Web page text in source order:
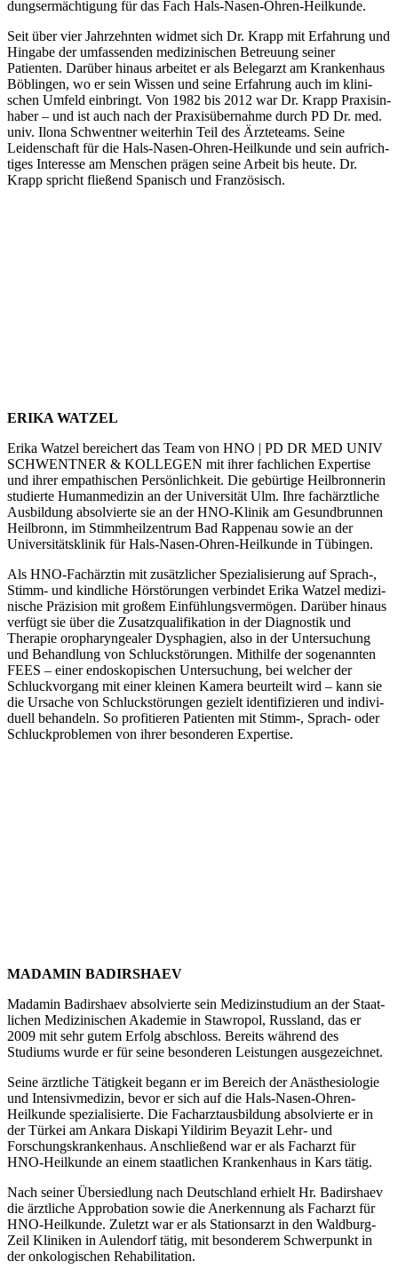
dungs­er­mäch­tigung für das Fach Hals-Nasen-Ohren-Heilkunde.
Seit über vier Jahrzehnten widmet sich Dr. Krapp mit Erfahrung und
Hingabe der umfas­senden medizi­ni­schen Betreuung seiner
Patienten. Darüber hinaus arbeitet er als Belegarzt am Krankenhaus
Böblingen, wo er sein Wissen und seine Erfahrung auch im klini­
schen Umfeld einbringt. Von 1982 bis 2012 war Dr. Krapp Praxis­in­
haber – und ist auch nach der Praxis­über­nahme durch PD Dr. med.
univ. Ilona Schwentner weiterhin Teil des Ärzte­teams. Seine
Leiden­schaft für die Hals-Nasen-Ohren-Heilkunde und sein aufrich­
tiges Interesse am Menschen prägen seine Arbeit bis heute. Dr.
Krapp spricht fließend Spanisch und Franzö­sisch.
ERIKA WATZEL
Erika Watzel berei­chert das Team von HNO | PD DR MED UNIV
SCHWENTNER & KOLLEGEN mit ihrer fachlichen Expertise
und ihrer empathi­schen Persön­lichkeit. Die gebürtige Heilbron­nerin
studierte Human­me­dizin an der Univer­sität Ulm. Ihre fachärzt­liche
Ausbildung absol­vierte sie an der HNO-Klinik am Gesund­brunnen
Heilbronn, im Stimm­heil­zentrum Bad Rappenau sowie an der
Univer­si­täts­klinik für Hals-Nasen-Ohren-Heilkunde in Tübingen.
Als HNO-Fachärztin mit zusätz­licher Spezia­li­sierung auf Sprach‑,
Stimm- und kindliche Hörstö­rungen verbindet Erika Watzel medizi­
nische Präzision mit großem Einfüh­lungs­ver­mögen. Darüber hinaus
verfügt sie über die Zusatz­qua­li­fi­kation in der Diagnostik und
Therapie oropha­ryn­gealer Dysphagien, also in der Untersuchung
und Behandlung von Schluck­störungen. Mithilfe der sogenannten
FEES – einer endosko­pi­schen Untersuchung, bei welcher der
Schluck­vorgang mit einer kleinen Kamera beurteilt wird – kann sie
die Ursache von Schluck­störungen gezielt identi­fi­zieren und indivi­
duell behandeln. So profi­tieren Patienten mit Stimm‑, Sprach- oder
Schluck­pro­blemen von ihrer beson­deren Expertise.
MADAMIN BADIR­SHAEV
Madamin Badir­shaev absol­vierte sein Medizin­studium an der Staat­
lichen Medizi­ni­schen Akademie in Stawropol, Russland, das er
2009 mit sehr gutem Erfolg abschloss. Bereits während des
Studiums wurde er für seine beson­deren Leistungen ausge­zeichnet.
Seine ärztliche Tätigkeit begann er im Bereich der Anästhe­sio­logie
und Inten­siv­me­dizin, bevor er sich auf die Hals-Nasen-Ohren-
Heilkunde spezia­li­sierte. Die Facharzt­aus­bildung absol­vierte er in
der Türkei am Ankara Diskapi Yildirim Beyazit Lehr- und
Forschungs­kran­kenhaus. Anschließend war er als Facharzt für
HNO-Heilkunde an einem staat­lichen Krankenhaus in Kars tätig.
Nach seiner Übersiedlung nach Deutschland erhielt Hr. Badir­shaev
die ärztliche Appro­bation sowie die Anerkennung als Facharzt für
HNO-Heilkunde. Zuletzt war er als Stati­onsarzt in den Waldburg-
Zeil Kliniken in Aulendorf tätig, mit beson­derem Schwer­punkt in
der onkolo­gi­schen Rehabi­li­tation.